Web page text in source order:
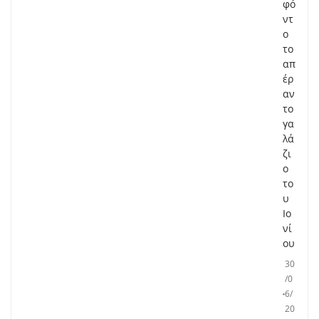
φό
ντ
ο
το
απ
έρ
αν
το
γα
λά
ζι
ο
το
υ
Ιο
νί
ου
30
/0
6/
20